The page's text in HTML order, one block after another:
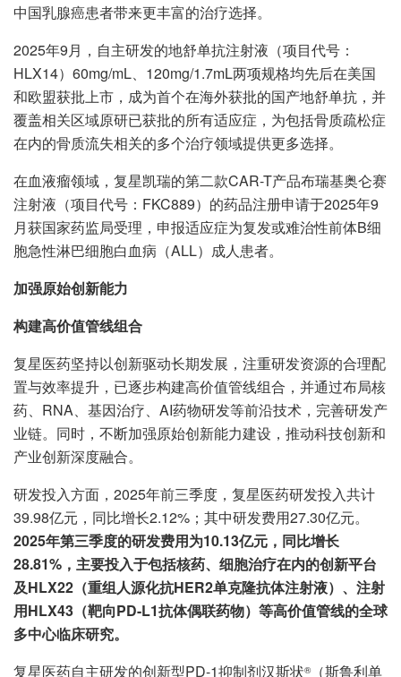
中国乳腺癌患者带来更丰富的治疗选择。
2025年9月，自主研发的地舒单抗注射液（项目代号：
HLX14）60mg/mL、120mg/1.7mL两项规格均先后在美国
和欧盟获批上市，成为首个在海外获批的国产地舒单抗，并
覆盖相关区域原研已获批的所有适应症，为包括骨质疏松症
在内的骨质流失相关的多个治疗领域提供更多选择。
在血液瘤领域，复星凯瑞的第二款CAR-T产品布瑞基奥仑赛
注射液（项目代号：FKC889）的药品注册申请于2025年9
月获国家药监局受理，申报适应症为复发或难治性前体B细
胞急性淋巴细胞白血病（ALL）成人患者。
加强原始创新能力
构建高价值管线组合
复星医药坚持以创新驱动长期发展，注重研发资源的合理配
置与效率提升，已逐步构建高价值管线组合，并通过布局核
药、RNA、基因治疗、AI药物研发等前沿技术，完善研发产
业链。同时，不断加强原始创新能力建设，推动科技创新和
产业创新深度融合。
研发投入方面，2025年前三季度，复星医药研发投入共计
39.98亿元，同比增长2.12%；其中研发费用27.30亿元。
2025年第三季度的研发费用为10.13亿元，同比增长
28.81%，主要投入于包括核药、细胞治疗在内的创新平台
及HLX22（重组人源化抗HER2单克隆抗体注射液）、注射
用HLX43（靶向PD-L1抗体偶联药物）等高价值管线的全球
多中心临床研究。
复星医药自主研发的创新型PD-1抑制剂汉斯状®（斯鲁利单